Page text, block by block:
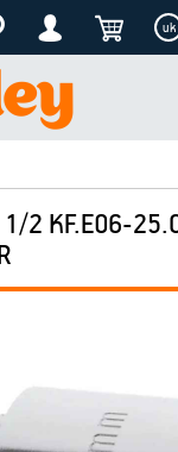
uk
2 KF.E06-